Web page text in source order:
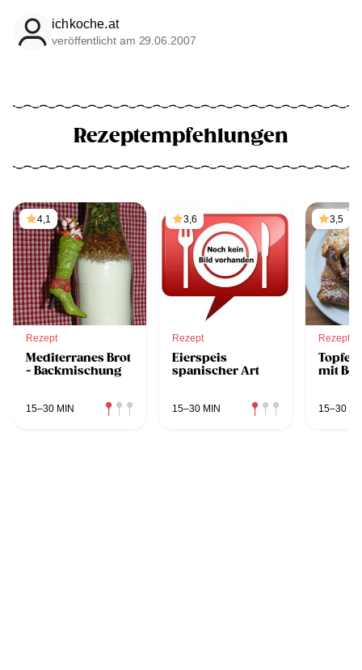
ichkoche.at
veröffentlicht am 29.06.2007
Rezeptempfehlungen
4,1
Rezept
Mediterranes Brot
- Backmischung
15–30 MIN
3,6
Rezept
Eierspeis
spanischer Art
15–30 MIN
3,5
Rezept
mit
15–30